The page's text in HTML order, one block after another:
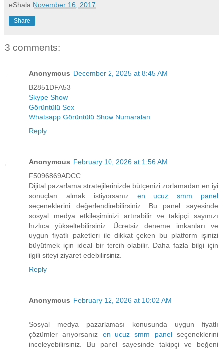
eShala November 16, 2017
Share
3 comments:
Anonymous December 2, 2025 at 8:45 AM
B2851DFA53
Skype Show
Görüntülü Sex
Whatsapp Görüntülü Show Numaraları
Reply
Anonymous February 10, 2026 at 1:56 AM
F5096869ADCC
Dijital pazarlama stratejilerinizde bütçenizi zorlamadan en iyi
sonuçları almak istiyorsanız en ucuz smm panel
seçeneklerini değerlendirebilirsiniz. Bu panel sayesinde
sosyal medya etkileşiminizi artırabilir ve takipçi sayınızı
hızlıca yükseltebilirsiniz. Ücretsiz deneme imkanları ve
uygun fiyatlı paketleri ile dikkat çeken bu platform işinizi
büyütmek için ideal bir tercih olabilir. Daha fazla bilgi için
ilgili siteyi ziyaret edebilirsiniz.
Reply
Anonymous February 12, 2026 at 10:02 AM
Sosyal medya pazarlaması konusunda uygun fiyatlı
çözümler arıyorsanız en ucuz smm panelseçeneklerini
inceleyebilirsiniz. Bu panel sayesinde takipçi ve beğeni